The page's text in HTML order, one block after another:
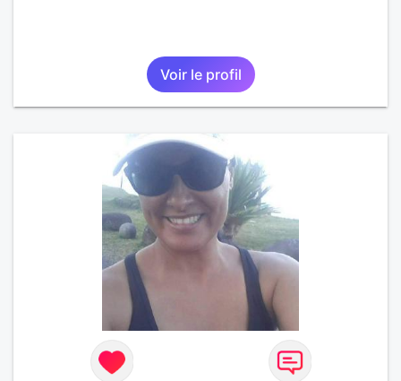
Voir le profil